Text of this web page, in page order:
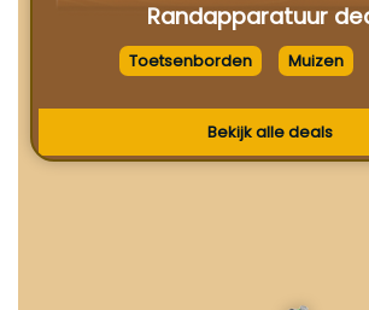
Randapparatuur
Toetsenborden Muizen
Bekijk alle deals